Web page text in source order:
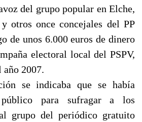
del grupo popular en Elche,
otros once concejales del PP
de unos 6.000 euros de dinero
electoral local del PSPV,
2007.
se indicaba que se había
para sufragar a los
grupo del periódico gratuito